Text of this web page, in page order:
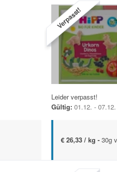
Verpasst!
Leider verpasst!
Gültig: 01.12. - 07.12.
€ 26,33 / kg - 30g